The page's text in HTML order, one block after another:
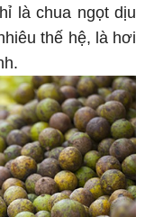
là chua ngọt dịu
thế hệ, là hơi